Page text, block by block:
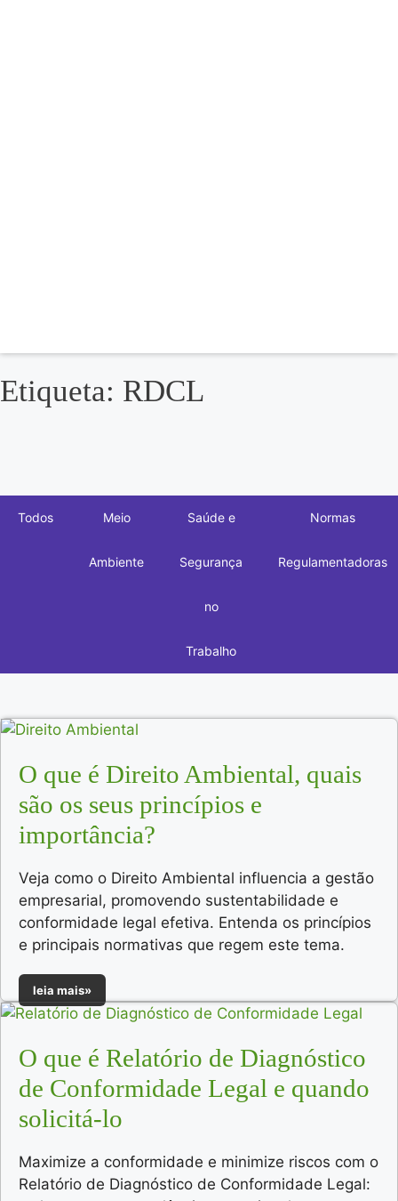
Etiqueta: RDCL
Todos Meio
Ambiente
Saúde e
Segurança
no
Trabalho
Normas
Regulamentadoras
O que é Direito Ambiental, quais
são os seus princípios e
importância?
Veja como o Direito Ambiental influencia a gestão
empresarial, promovendo sustentabilidade e
conformidade legal efetiva. Entenda os princípios
e principais normativas que regem este tema.
leia mais»
O que é Relatório de Diagnóstico
de Conformidade Legal e quando
solicitá-lo
Maximize a conformidade e minimize riscos com o
Relatório de Diagnóstico de Conformidade Legal: